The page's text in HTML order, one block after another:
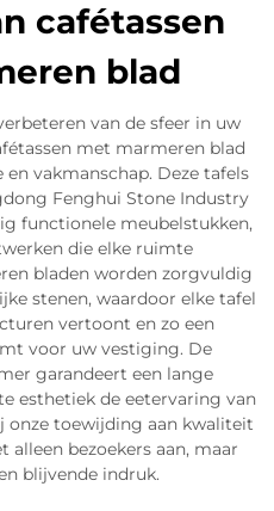
cafétassen
blad
van de sfeer in uw
met marmeren blad
vakmanschap. Deze tafels
Fenghui Stone Industry
functionele meubelstukken,
die elke ruimte
bladen worden zorgvuldig
stenen, waardoor elke tafel
vertoont en zo een
voor uw vestiging. De
garandeert een lange
esthetiek de eetervaring van
onze toewijding aan kwaliteit
bezoekers aan, maar
blijvende indruk.